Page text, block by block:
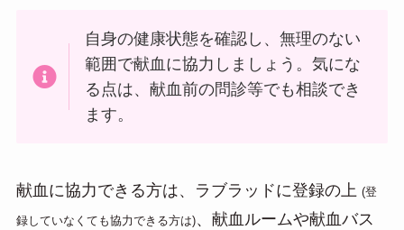
自身の健康状態を確認し、無理のない
範囲で献血に協力しましょう。気にな
る点は、献血前の問診等でも相談でき
ます。
献血に協力できる方は、ラブラッドに登録の上 (登
録していなくても協力できる方は)、献血ルームや献血バス